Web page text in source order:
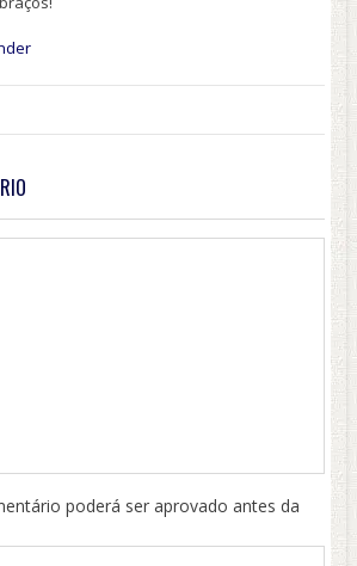
poderá ser aprovado antes da